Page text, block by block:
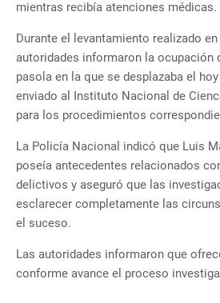
mientras recibía atenciones médicas.
Durante el levantamiento realizado
autoridades informaron la ocupación
pasola en la que se desplazaba el
enviado al Instituto Nacional de
para los procedimientos
La Policía Nacional indicó que Luis
poseía antecedentes relacionados
delictivos y aseguró que las
esclarecer completamente las
el suceso.
Las autoridades informaron que
conforme avance el proceso